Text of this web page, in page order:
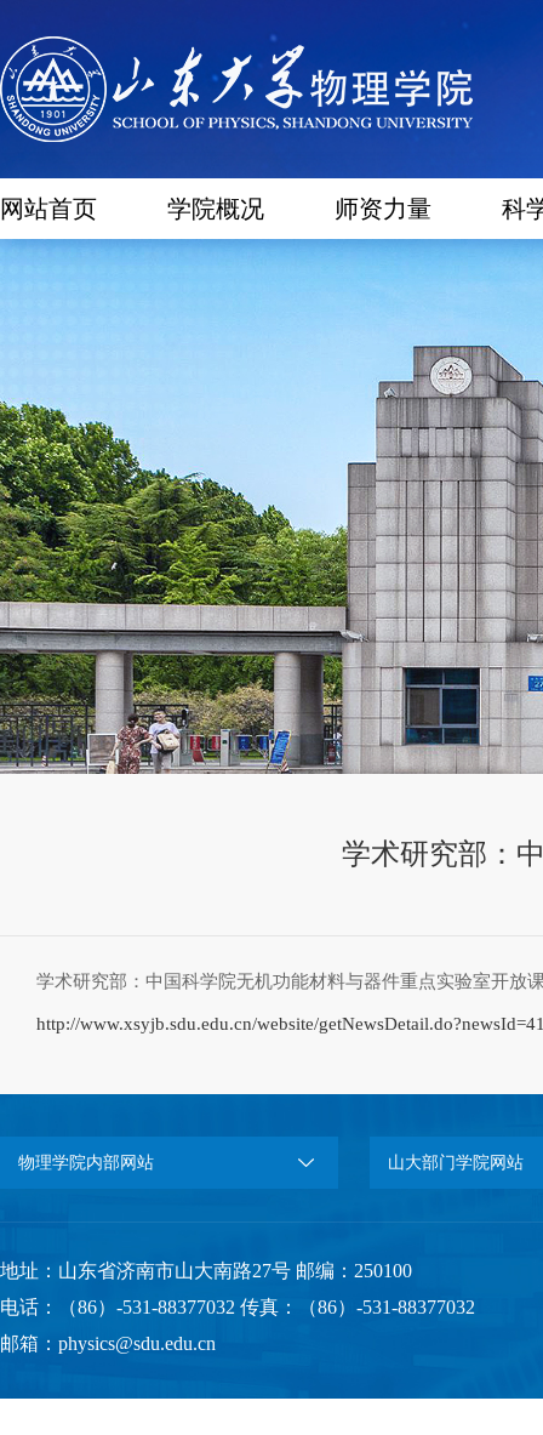
网站首页 学院概况 师资力量 科
学术研究部：
学术研究部：中国科学院无机功能材料与器件重点实验室开放
http://www.xsyjb.sdu.edu.cn/website/
物理学院内部网站 山大部门学院网站
地址：山东省济南市山大南路27号 邮编：250100
电话：（86）-531-88377032 传真：（86）-531-88377032
邮箱：physics@sdu.edu.cn